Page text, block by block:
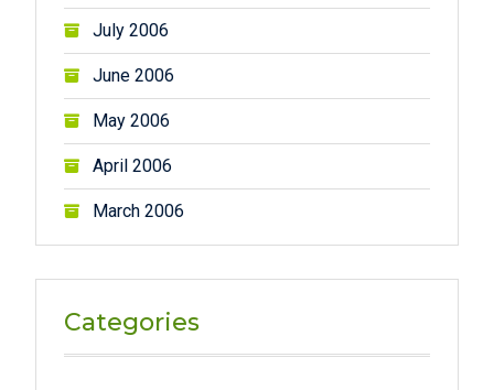
July 2006
June 2006
May 2006
April 2006
March 2006
Categories